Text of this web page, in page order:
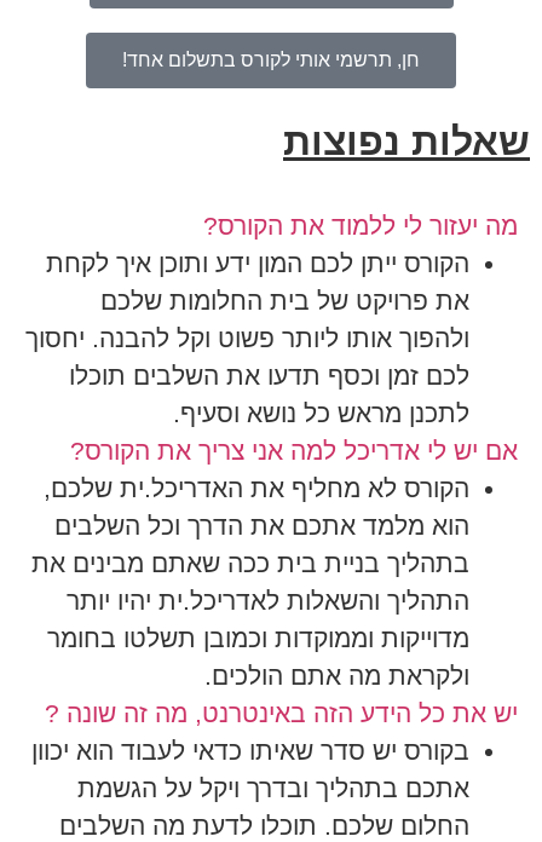
חן, תרשמי אותי לקורס בתשלום אחד!
שאלות נפוצות
מה יעזור לי ללמוד את הקורס?
הקורס ייתן לכם המון ידע ותוכן איך לקחת
את פרויקט של בית החלומות שלכם
ולהפוך אותו ליותר פשוט וקל להבנה. יחסוך
לכם זמן וכסף תדעו את השלבים תוכלו
לתכנן מראש כל נושא וסעיף.
אם יש לי אדריכל למה אני צריך את הקורס?
הקורס לא מחליף את האדריכל.ית שלכם,
הוא מלמד אתכם את הדרך וכל השלבים
בתהליך בניית בית ככה שאתם מבינים את
התהליך והשאלות לאדריכל.ית יהיו יותר
מדוייקות וממוקדות וכמובן תשלטו בחומר
ולקראת מה אתם הולכים.
יש את כל הידע הזה באינטרנט, מה זה שונה ?
בקורס יש סדר שאיתו כדאי לעבוד הוא יכוון
אתכם בתהליך ובדרך ויקל על הגשמת
החלום שלכם. תוכלו לדעת מה השלבים